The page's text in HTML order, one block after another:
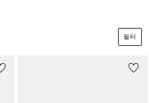
필터